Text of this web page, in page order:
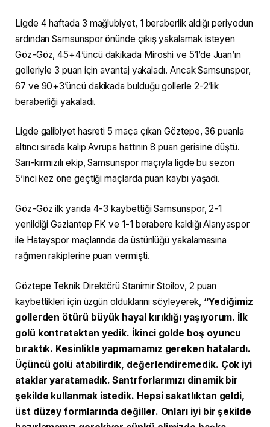
Ligde 4 haftada 3 mağlubiyet, 1 beraberlik aldığı periyodun
ardından Samsunspor önünde çıkış yakalamak isteyen
Göz-Göz, 45+4’üncü dakikada Miroshi ve 51’de Juan’ın
golleriyle 3 puan için avantaj yakaladı. Ancak Samsunspor,
67 ve 90+3’üncü dakikada bulduğu gollerle 2-2’lik
beraberliği yakaladı.
Ligde galibiyet hasreti 5 maça çıkan Göztepe, 36 puanla
altıncı sırada kalıp Avrupa hattının 8 puan gerisine düştü.
Sarı-kırmızılı ekip, Samsunspor maçıyla ligde bu sezon
5’inci kez öne geçtiği maçlarda puan kaybı yaşadı.
Göz-Göz ilk yarıda 4-3 kaybettiği Samsunspor, 2-1
yenildiği Gaziantep FK ve 1-1 berabere kaldığı Alanyaspor
ile Hatayspor maçlarında da üstünlüğü yakalamasına
rağmen rakiplerine puan vermişti.
Göztepe Teknik Direktörü Stanimir Stoilov, 2 puan
kaybettikleri için üzgün olduklarını söyleyerek, “Yediğimiz
gollerden ötürü büyük hayal kırıklığı yaşıyorum. İlk
golü kontrataktan yedik. İkinci golde boş oyuncu
bıraktık. Kesinlikle yapmamamız gereken hatalardı.
Üçüncü golü atabilirdik, değerlendiremedik. Çok iyi
ataklar yaratamadık. Santrforlarımızı dinamik bir
şekilde kullanmak istedik. Hepsi sakatlıktan geldi,
üst düzey formlarında değiller. Onları iyi bir şekilde